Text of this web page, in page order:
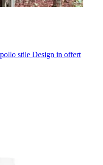
stile Design in offert